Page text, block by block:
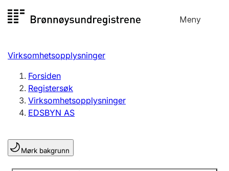
til
Meny
Registersøk
Aksjeselskap
Enkeltpersonforetak
Registrere, endre, slette
Lag og forening
Virksomhetsopplysninger
Forsiden
Registersøk
Virksomhetsopplysninger
EDSBYN AS
Mørk bakgrunn